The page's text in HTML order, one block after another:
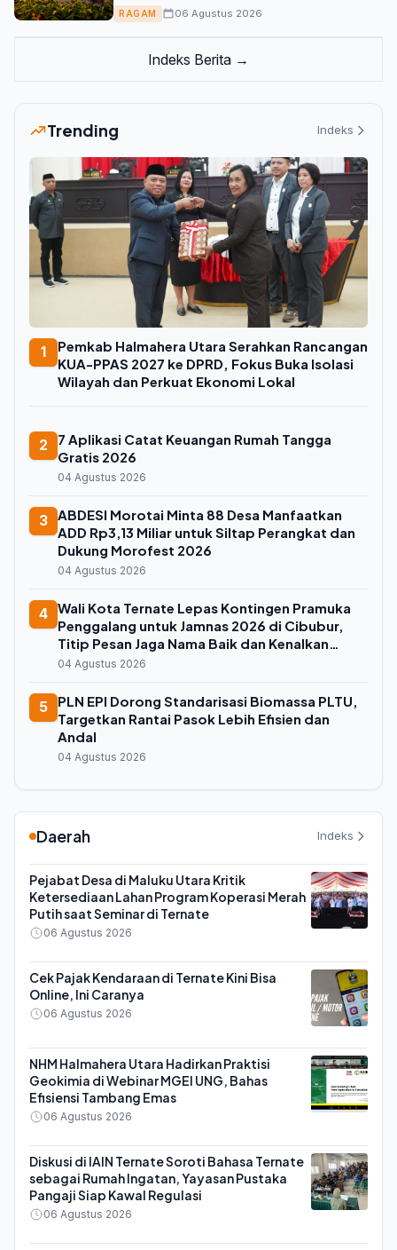
RAGAM 06 Agustus 2026
Indeks Berita →
Trending Indeks
1
Pemkab Halmahera Utara Serahkan Rancangan
KUA-PPAS 2027 ke DPRD, Fokus Buka Isolasi
Wilayah dan Perkuat Ekonomi Lokal
2
7 Aplikasi Catat Keuangan Rumah Tangga
Gratis 2026
04 Agustus 2026
3 ABDESI Morotai Minta 88 Desa Manfaatkan
ADD Rp3,13 Miliar untuk Siltap Perangkat dan
Dukung Morofest 2026
04 Agustus 2026
4 Wali Kota Ternate Lepas Kontingen Pramuka
Penggalang untuk Jamnas 2026 di Cibubur,
Titip Pesan Jaga Nama Baik dan Kenalkan
Budaya Lokal
04 Agustus 2026
5
PLN EPI Dorong Standarisasi Biomassa PLTU,
Targetkan Rantai Pasok Lebih Efisien dan
Andal
04 Agustus 2026
Daerah Indeks
Pejabat Desa di Maluku Utara Kritik
Ketersediaan Lahan Program Koperasi Merah
Putih saat Seminar di Ternate
06 Agustus 2026
Cek Pajak Kendaraan di Ternate Kini Bisa
Online, Ini Caranya
06 Agustus 2026
NHM Halmahera Utara Hadirkan Praktisi
Geokimia di Webinar MGEI UNG, Bahas
Efisiensi Tambang Emas
06 Agustus 2026
Diskusi di IAIN Ternate Soroti Bahasa Ternate
sebagai Rumah Ingatan, Yayasan Pustaka
Pangaji Siap Kawal Regulasi
06 Agustus 2026